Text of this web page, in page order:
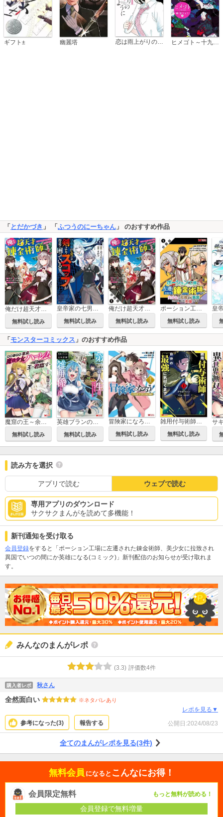
ギフト± 幽麗塔 恋は雨上がりのように
「とだかづき 」 「ふつうのにーちゃん 」 のおすすめ作品
無料試し読み
皇帝家の七男だが剣よりスコップが得意で困っている
無料試し読み
俺だけ超天才錬金術師 ゆる～いアトリエ生活始めました(コミック) 分冊版
無料試し読み
ポーション工場に左遷された錬金術師、美少女に拉致され異国でいつの間にか英雄になる(コミック) 分冊版
無料試し読み
「モンスターコミックス 」のおすすめ作品
無料試し読み 無料試し読み
冒険家になろう！～スキルボードでダンジョン攻略～（コミック）
無料試し読み
雑用付与術師が自分の最強に気付くまで(コミック)
無料試し読み
読み方を選択
アプリで読む ウェブで読む
専用アプリのダウンロード
サクサクまんがを読めて多機能！
新刊通知を受け取る
会員登録をすると「ポーション工場に左遷された錬金術師、美少女に拉致され
異国でいつの間にか英雄になる(コミック)」新刊配信のお知らせが受け取れま
す。
みんなのまんがレポ
(3.3) 評価数4件
購入者レポ 秋さん
全然面白い ※ネタバレあり
レポを見る▼
参考になった(3) 報告する 公開日:2024/08/23
全てのまんがレポを見る(3件)
無料会員 になると こんなにお得！
会員限定無料 もっと無料が読める！
会員登録で無料増量